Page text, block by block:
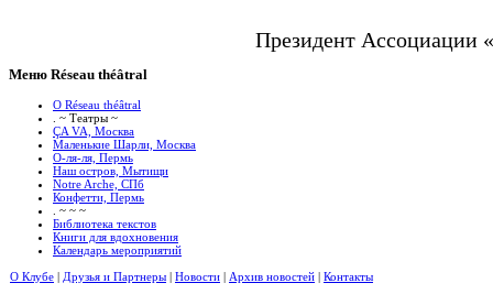
Президент Ассоциации
Меню Réseau théâtral
О Réseau théâtral
. ~ Театры ~
ÇA VA, Москва
Маленькие Шарли, Москва
О-ля-ля, Пермь
Наш остров, Мытищи
Notre Arche, СПб
Конфетти, Пермь
. ~ ~ ~
Библиотека текстов
Книги для вдохновения
Календарь мероприятий
О Клубе | Друзья и Партнеры | Новости | Архив новостей | Контакты